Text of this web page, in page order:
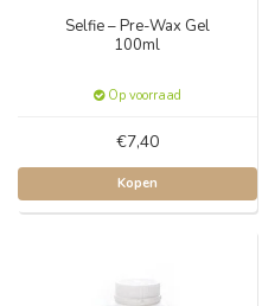
Selfie – Pre-Wax Gel
100ml
Op voorraad
€7,40
Kopen